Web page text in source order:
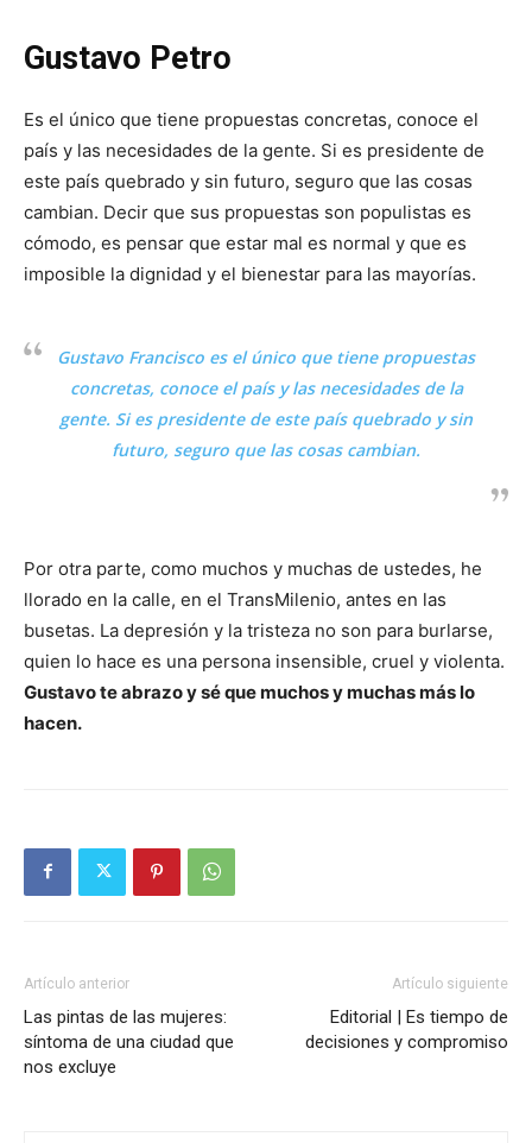
Gustavo Petro
Es el único que tiene propuestas concretas, conoce el
país y las necesidades de la gente. Si es presidente de
este país quebrado y sin futuro, seguro que las cosas
cambian. Decir que sus propuestas son populistas es
cómodo, es pensar que estar mal es normal y que es
imposible la dignidad y el bienestar para las mayorías.
Gustavo Francisco es el único que tiene propuestas
concretas, conoce el país y las necesidades de la
gente. Si es presidente de este país quebrado y sin
futuro, seguro que las cosas cambian.
Por otra parte, como muchos y muchas de ustedes, he
llorado en la calle, en el TransMilenio, antes en las
busetas. La depresión y la tristeza no son para burlarse,
quien lo hace es una persona insensible, cruel y violenta.
Gustavo te abrazo y sé que muchos y muchas más lo
hacen.
Artículo anterior
Las pintas de las mujeres:
síntoma de una ciudad que
nos excluye
Artículo siguiente
Editorial | Es tiempo de
decisiones y compromiso